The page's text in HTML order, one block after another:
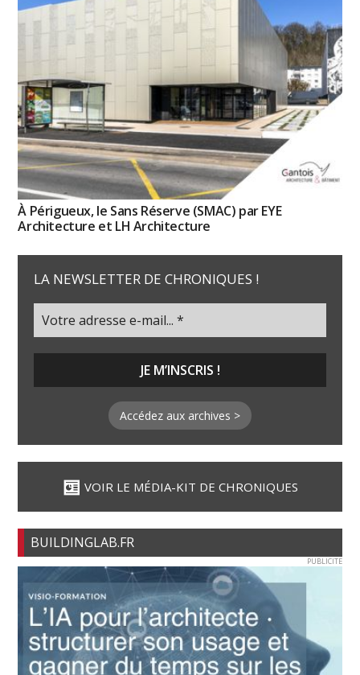
À Périgueux, le Sans Réserve (SMAC) par EYE
Architecture et LH Architecture
LA NEWSLETTER DE CHRONIQUES !
Accédez aux archives >
VOIR LE MÉDIA-KIT DE CHRONIQUES
BUILDINGLAB.FR
PUBLICITE